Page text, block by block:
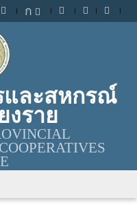
ก
และสหกรณ์
งราย